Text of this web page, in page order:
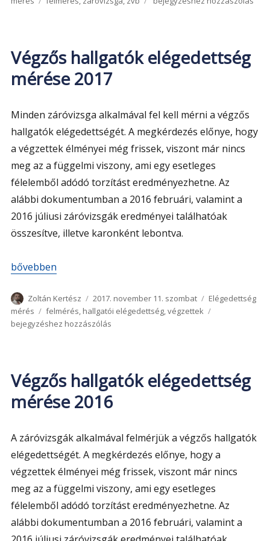
2017-
ig
Végzős hallgatók elégedettség
mérése 2017
Minden záróvizsga alkalmával fel kell mérni a végzős
hallgatók elégedettségét. A megkérdezés előnye, hogy
a végzettek élményei még frissek, viszont már nincs
meg az a függelmi viszony, ami egy esetleges
félelemből adódó torzítást eredményezhetne. Az
alábbi dokumentumban a 2016 februári, valamint a
2016 júliusi záróvizsgák eredményei találhatóak
összesítve, illetve karonként lebontva.
„Végzős hallgatók elégedettség mérése 2017”
bővebben
Szerző
Zoltán Kertész Közzétéve
2017. november 11. szombat Kategória
Elégedettség
mérés
Címke
felmérés, hallgatói elégedettség,végzettek
bejegyzéshez hozzászólás
Végzős hallgatók elégedettség
mérése 2016
A záróvizsgák alkalmával felmérjük a végzős hallgatók
elégedettségét. A megkérdezés előnye, hogy a
végzettek élményei még frissek, viszont már nincs
meg az a függelmi viszony, ami egy esetleges
félelemből adódó torzítást eredményezhetne. Az
alábbi dokumentumban a 2016 februári, valamint a